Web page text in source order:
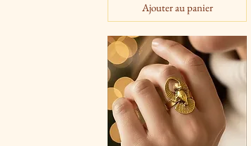
Ajouter au panier